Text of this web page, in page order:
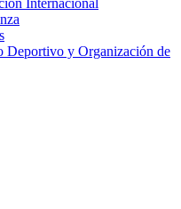
Internacional
Deportivo y Organización de